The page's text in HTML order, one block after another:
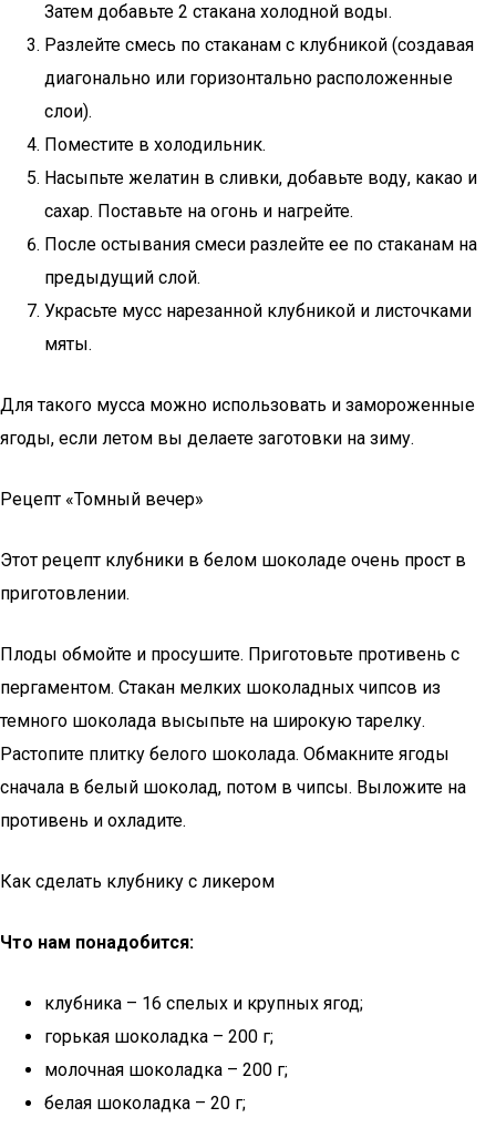
Затем добавьте 2 стакана холодной воды.
Разлейте смесь по стаканам с клубникой (создавая
диагонально или горизонтально расположенные
слои).
Поместите в холодильник.
Насыпьте желатин в сливки, добавьте воду, какао и
сахар. Поставьте на огонь и нагрейте.
После остывания смеси разлейте ее по стаканам на
предыдущий слой.
Украсьте мусс нарезанной клубникой и листочками
мяты.
Для такого мусса можно использовать и замороженные
ягоды, если летом вы делаете заготовки на зиму.
Рецепт «Томный вечер»
Этот рецепт клубники в белом шоколаде очень прост в
приготовлении.
Плоды обмойте и просушите. Приготовьте противень с
пергаментом. Стакан мелких шоколадных чипсов из
темного шоколада высыпьте на широкую тарелку.
Растопите плитку белого шоколада. Обмакните ягоды
сначала в белый шоколад, потом в чипсы. Выложите на
противень и охладите.
Как сделать клубнику с ликером
Что нам понадобится:
клубника – 16 спелых и крупных ягод;
горькая шоколадка – 200 г;
молочная шоколадка – 200 г;
белая шоколадка – 20 г;